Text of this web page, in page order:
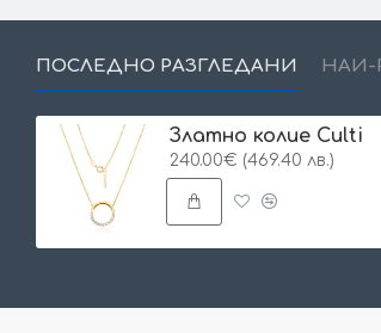
ПОСЛЕДНО РАЗГЛЕДАНИ НАЙ-
Златно колие Culti
240.00€ (469.40 лв.)